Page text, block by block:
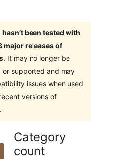
hasn’t been tested with
major releases of
. It may no longer be
or supported and may
issues when used
versions of
Category
count